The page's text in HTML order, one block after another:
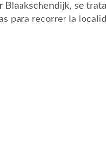
Blaakschendijk, se
para recorrer la